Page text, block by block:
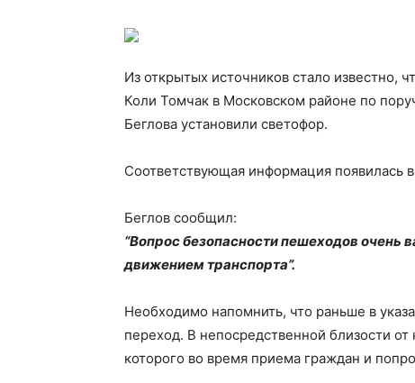
Из открытых источников стало известно,
Коли Томчак в Московском районе по
Беглова установили светофор.
Соответствующая информация появилась
Беглов сообщил:
“Вопрос безопасности пешеходов очень
движением транспорта”.
Необходимо напомнить, что раньше в
переход. В непосредственной близости
которого во время приема граждан и